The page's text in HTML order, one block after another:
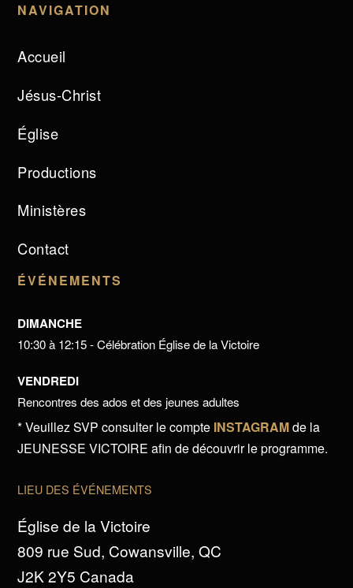
NAVIGATION
Accueil
Jésus-Christ
Église
Productions
Ministères
Contact
ÉVÉNEMENTS
DIMANCHE
10:30 à 12:15 - Célébration Église de la Victoire
VENDREDI
Rencontres des ados et des jeunes adultes
* Veuillez SVP consulter le compte INSTAGRAMde la
JEUNESSE VICTOIRE afin de découvrir le programme.
LIEU DES ÉVÉNEMENTS
Église de la Victoire
809 rue Sud, Cowansville, QC
J2K 2Y5 Canada